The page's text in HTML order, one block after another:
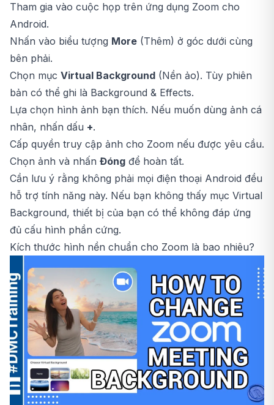
Tham gia vào cuộc họp trên ứng dụng Zoom cho
Android.
Nhấn vào biểu tượng More (Thêm) ở góc dưới cùng
bên phải.
Chọn mục Virtual Background (Nền ảo). Tùy phiên
bản có thể ghi là Background & Effects.
Lựa chọn hình ảnh bạn thích. Nếu muốn dùng ảnh cá
nhân, nhấn dấu +.
Cấp quyền truy cập ảnh cho Zoom nếu được yêu cầu.
Chọn ảnh và nhấn Đóng để hoàn tất.
Cần lưu ý rằng không phải mọi điện thoại Android đều
hỗ trợ tính năng này. Nếu bạn không thấy mục Virtual
Background, thiết bị của bạn có thể không đáp ứng
đủ cấu hình phần cứng.
Kích thước hình nền chuẩn cho Zoom là bao nhiêu?